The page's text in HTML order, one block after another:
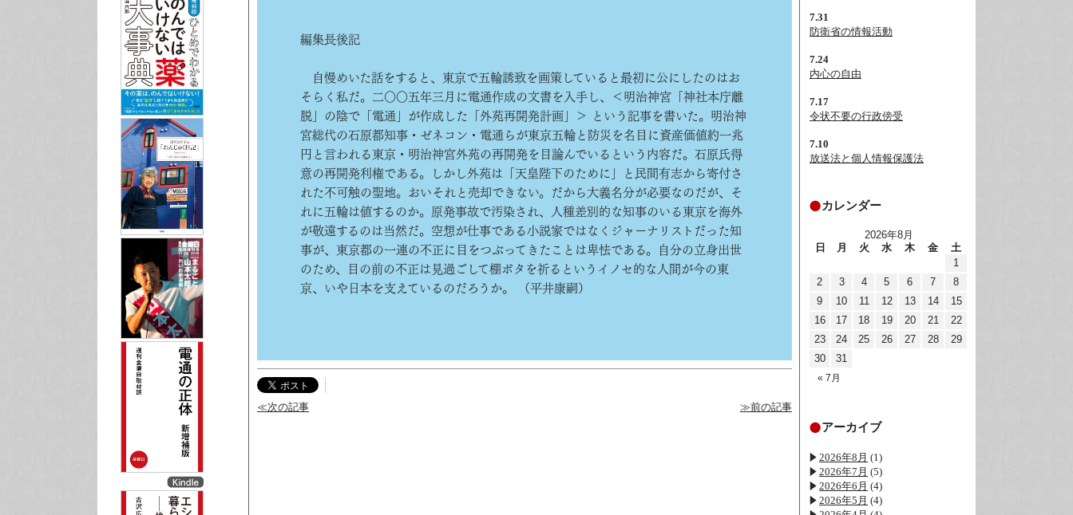
編集長後記
自慢めいた話をすると、東京で五輪誘致を画策していると最初に公にしたのはお
そらく私だ。二〇〇五年三月に電通作成の文書を入手し、＜明治神宮「神社本庁離
脱」の陰で「電通」が作成した「外苑再開発計画」＞ という記事を書いた。明治神
宮総代の石原都知事・ゼネコン・電通らが東京五輪と防災を名目に資産価値約一兆
円と言われる東京・明治神宮外苑の再開発を目論んでいるという内容だ。石原氏得
意の再開発利権である。しかし外苑は「天皇陛下のために」と民間有志から寄付さ
れた不可触の聖地。おいそれと売却できない。だから大義名分が必要なのだが、そ
れに五輪は値するのか。原発事故で汚染され、人種差別的な知事のいる東京を海外
が敬遠するのは当然だ。空想が仕事である小説家ではなくジャーナリストだった知
事が、東京都の一連の不正に目をつぶってきたことは卑怯である。自分の立身出世
のため、目の前の不正は見過ごして棚ボタを祈るというイノセ的な人間が今の東
京、いや日本を支えているのだろうか。 （平井康嗣）
≪次の記事 ≫前の記事
7.31
防衛省の情報活動
7.24
内心の自由
7.17
令状不要の行政傍受
7.10
放送法と個人情報保護法
カレンダー
2026年8月
日
月 火 水 木 金 土
« 7月
1
2
3 4 5 6 7
8
9
10 11 12 13 14
15
16
17 18 19 20 21
22
23
24 25 26 27 28
29
30
31
アーカイブ
2026年8月 (1)
2026年7月 (5)
2026年6月 (4)
2026年5月 (4)